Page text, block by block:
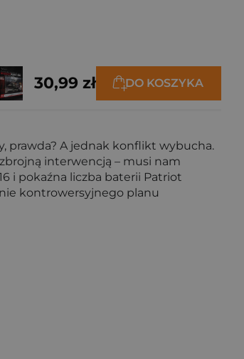
30,99 zł DO KOSZYKA
prawda? A jednak konflikt wybucha.
interwencją – musi nam
i pokaźna liczba baterii Patriot
kontrowersyjnego planu